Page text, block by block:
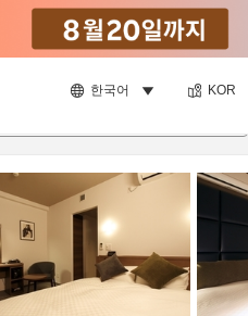
한국어 KOR